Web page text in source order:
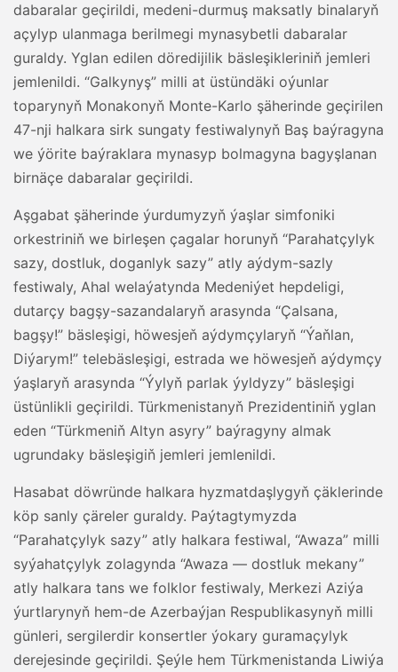
dabaralar geçirildi, medeni-durmuş maksatly binalaryň
açylyp ulanmaga berilmegi mynasybetli dabaralar
guraldy. Yglan edilen döredijilik bäsleşikleriniň jemleri
jemlenildi. “Galkynyş” milli at üstündäki oýunlar
toparynyň Monakonyň Monte-Karlo şäherinde geçirilen
47-nji halkara sirk sungaty festiwalynyň Baş baýragyna
we ýörite baýraklara mynasyp bolmagyna bagyşlanan
birnäçe dabaralar geçirildi.
Aşgabat şäherinde ýurdumyzyň ýaşlar simfoniki
orkestriniň we birleşen çagalar horunyň “Parahatçylyk
sazy, dostluk, doganlyk sazy” atly aýdym-sazly
festiwaly, Ahal welaýatynda Medeniýet hepdeligi,
dutarçy bagşy-sazandalaryň arasynda “Çalsana,
bagşy!” bäsleşigi, höwesjeň aýdymçylaryň “Ýaňlan,
Diýarym!” telebäsleşigi, estrada we höwesjeň aýdymçy
ýaşlaryň arasynda “Ýylyň parlak ýyldyzy” bäsleşigi
üstünlikli geçirildi. Türkmenistanyň Prezidentiniň yglan
eden “Türkmeniň Altyn asyry” baýragyny almak
ugrundaky bäsleşigiň jemleri jemlenildi.
Hasabat döwründe halkara hyzmatdaşlygyň çäklerinde
köp sanly çäreler guraldy. Paýtagtymyzda
“Parahatçylyk sazy” atly halkara festiwal, “Awaza” milli
syýahatçylyk zolagynda “Awaza — dostluk mekany”
atly halkara tans we folklor festiwaly, Merkezi Aziýa
ýurtlarynyň hem-de Azerbaýjan Respublikasynyň milli
günleri, sergilerdir konsertler ýokary guramaçylyk
derejesinde geçirildi. Şeýle hem Türkmenistanda Liwiýa